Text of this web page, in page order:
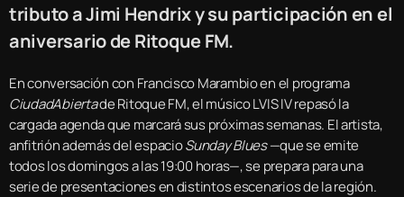
tributo a Jimi Hendrix y su participación en el
aniversario de Ritoque FM.
En conversación con Francisco Marambio en el programa
CiudadAbiertade Ritoque FM, el músico LVIS IV repasó la
cargada agenda que marcará sus próximas semanas. El artista,
anfitrión además del espacioSunday Blues—que se emite
todos los domingos a las 19:00 horas—, se prepara para una
serie de presentaciones en distintos escenarios de la región.